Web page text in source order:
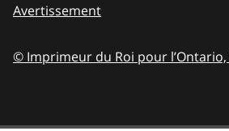
Avertissement
© Imprimeur du Roi pour l’Ontario,